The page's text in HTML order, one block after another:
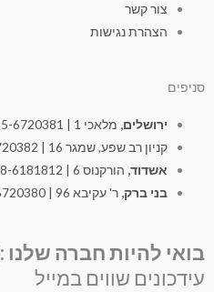
צור קשר
הצהרת נגישות
סניפים
ירושלים,מלאכי 1 | 055-6720381
קניון רב שפע, שמגר 16 | 055-6720382
אשדוד,הורקנוס 6 | 08-6181812
בני ברק,ר' עקיבא 96 | 055-6720380
בואי להיות חברה שלנו :)
עידכונים שווים במייל